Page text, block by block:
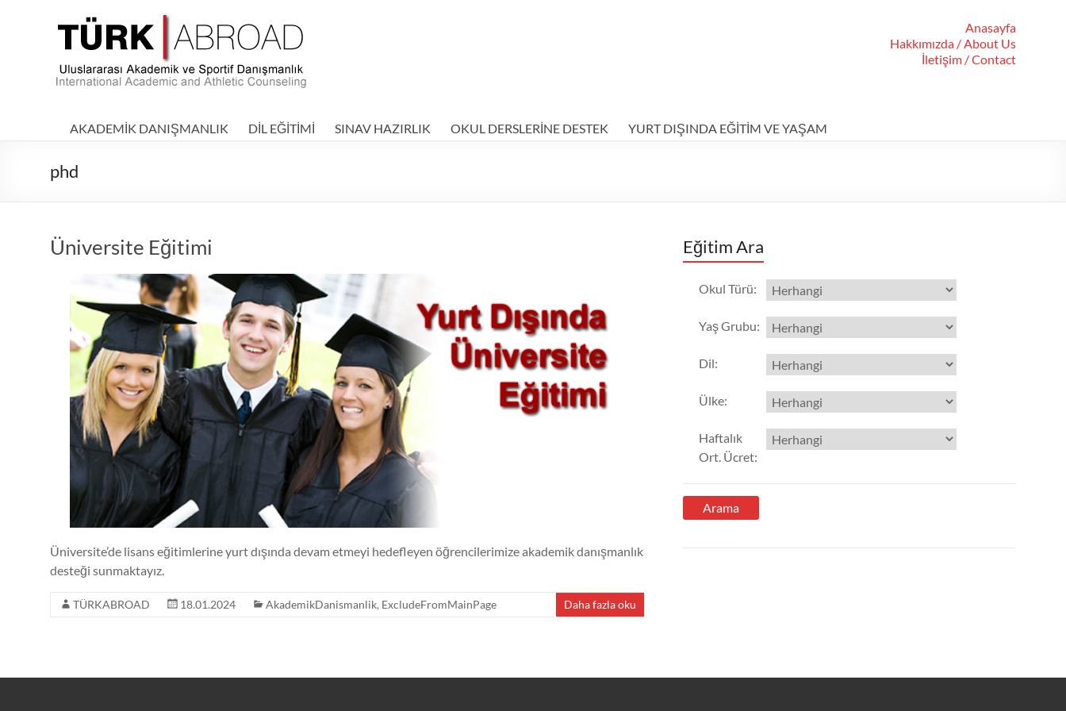
TÜRKABROAD
Uluslararası
Akademik
Sportif
–
International
Academic
and
Athletic
Counseling
Uluslararası
Akademik
Sportif
Danışmanlık
Academic
and
Athletic
Anasayfa
Hakkımızda / About Us
İletişim / Contact
AKADEMİK DANIŞMANLIK DİL EĞİTİMİ SINAV HAZIRLIK OKUL DERSLERİNE DESTEK YURT DIŞINDA EĞİTİM VE YAŞAM
phd
Üniversite Eğitimi
Üniversite’de lisans eğitimlerine yurt dışında devam etmeyi hedefleyen öğrencilerimize akademik danışmanlık
desteği sunmaktayız.
TÜRKABROAD 18.01.2024 AkademikDanismanlik, ExcludeFromMainPage Daha fazla oku
Eğitim Ara
Okul Türü:
Yaş Grubu:
Dil:
Ülke:
Haftalık
Ort. Ücret: